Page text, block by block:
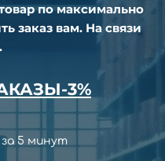
по максимально
заказ вам. На связи
3%
5 минут